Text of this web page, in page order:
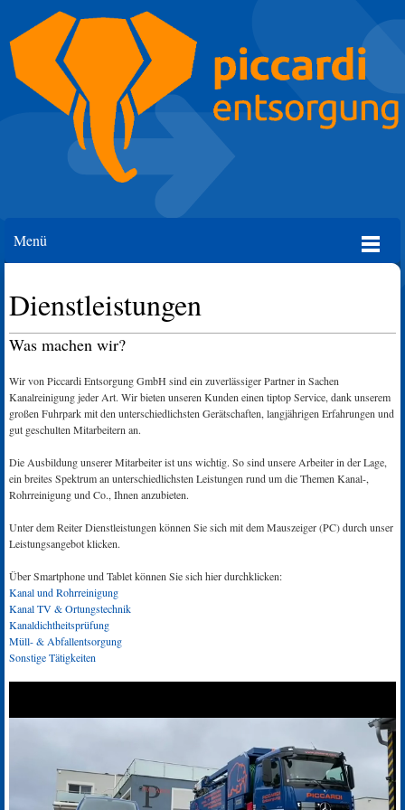
Menü
Dienstleistungen
Was machen wir?
Wir von Piccardi Entsorgung GmbH sind ein zuverlässiger Partner in Sachen
Kanalreinigung jeder Art. Wir bieten unseren Kunden einen tiptop Service, dank unserem
großen Fuhrpark mit den unterschiedlichsten Gerätschaften, langjährigen Erfahrungen und
gut geschulten Mitarbeitern an.
Die Ausbildung unserer Mitarbeiter ist uns wichtig. So sind unsere Arbeiter in der Lage,
ein breites Spektrum an unterschiedlichsten Leistungen rund um die Themen Kanal-,
Rohrreinigung und Co., Ihnen anzubieten.
Unter dem Reiter Dienstleistungen können Sie sich mit dem Mauszeiger (PC) durch unser
Leistungsangebot klicken.
Über Smartphone und Tablet können Sie sich hier durchklicken:
Kanal und Rohrreinigung
Kanal TV & Ortungstechnik
Kanaldichtheitsprüfung
Müll- & Abfallentsorgung
Sonstige Tätigkeiten